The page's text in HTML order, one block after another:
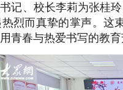
记、校长李莉为张桂
烈而真挚的掌声。这
青春与热爱书写的教